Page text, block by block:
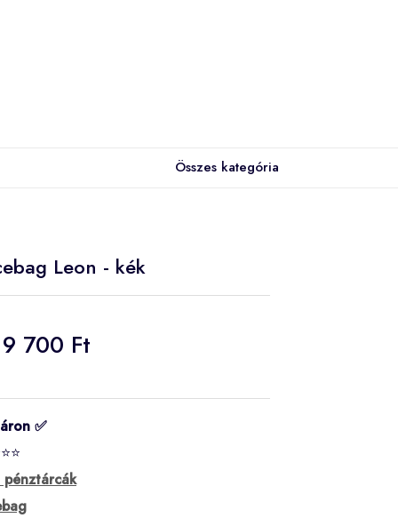
Összes kategória
Leon - kék
9 700 Ft
✅
pénztárcák